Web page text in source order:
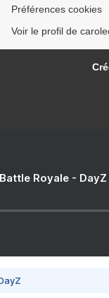
Préférences cookies
Voir le profil de
Royale - DayZ